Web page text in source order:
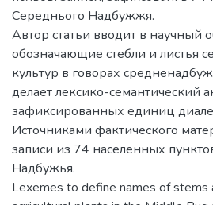
Середнього Надбужжя.
Автор статьи вводит в научный
обозначающие стебли и листья
культур в говорах
делает лексико-семантический
зафиксированных единиц
Источниками фактического
записи из 74 населенных
Надбужья.
Lexemes to define names of stems